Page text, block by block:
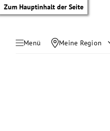
Zum Hauptinhalt der Seite
Menü Meine Region